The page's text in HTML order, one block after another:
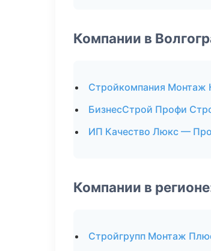
Компании в
Стройкомпания Монтаж
БизнесСтрой Профи
ИП Качество Люкс —
Компании в
Стройгрупп Монтаж